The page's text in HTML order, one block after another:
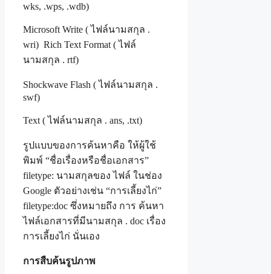
wks, .wps, .wdb)
Microsoft Write ( ไฟล์นามสกุล .
wri) Rich Text Format ( ไฟล์
นามสกุล . rtf)
Shockwave Flash ( ไฟล์นามสกุล .
swf)
Text ( ไฟล์นามสกุล . ans, .txt)
รูปแบบของการค้นหาคือ ให้ผู้ใช้
พิมพ์ “ชื่อเรื่องหรือชื่อเอกสาร”
filetype: นามสกุลของ ไฟล์ ในช่อง
Google ตัวอย่างเช่น “การเลี้ยงไก่”
filetype:doc ซึ่งหมายถึง การ ค้นหา
ไฟล์เอกสารที่มีนามสกุล . doc เรื่อง
การเลี้ยงไก่ นั่นเอง
การสืบค้นรูปภาพ